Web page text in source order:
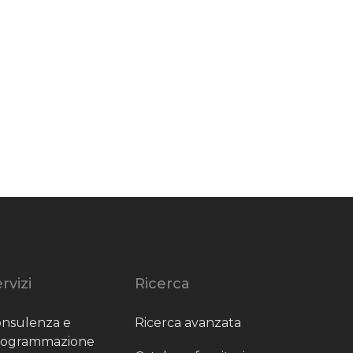
e
Ricerca
Ricerca avanzata